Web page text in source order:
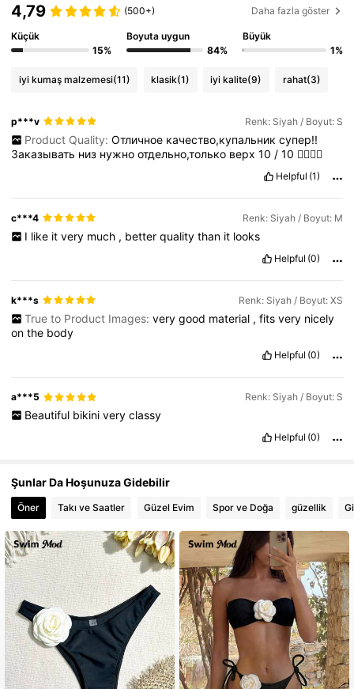
378K Takipçiler
4,82 378K Takipçiler
4,82
4,79 (500+) Daha fazla göster
Küçük
15%
Boyuta uygun
84%
Büyük
1%
iyi kumaş malzemesi(11) klasik(1) iyi kalite(9) rahat(3)
p***v Renk: Siyah / Boyut: S
Product Quality: Отличное качество,купальник супер!!
Заказывать низ нужноотдельно,только верх10 /10 👍🏼👍🏼
Helpful (1)
c***4 Renk: Siyah / Boyut: M
I like it very much , better quality than it looks
Helpful (0)
k***s Renk: Siyah / Boyut: XS
True to Product Images: very good material , fits very nicely
onthe body
Helpful (0)
a***5 Renk: Siyah / Boyut: S
Beautiful bikini very classy
Helpful (0)
Şunlar Da Hoşunuza Gidebilir
Öner Takı ve Saatler Güzel Evim Spor ve Doğa güzellik